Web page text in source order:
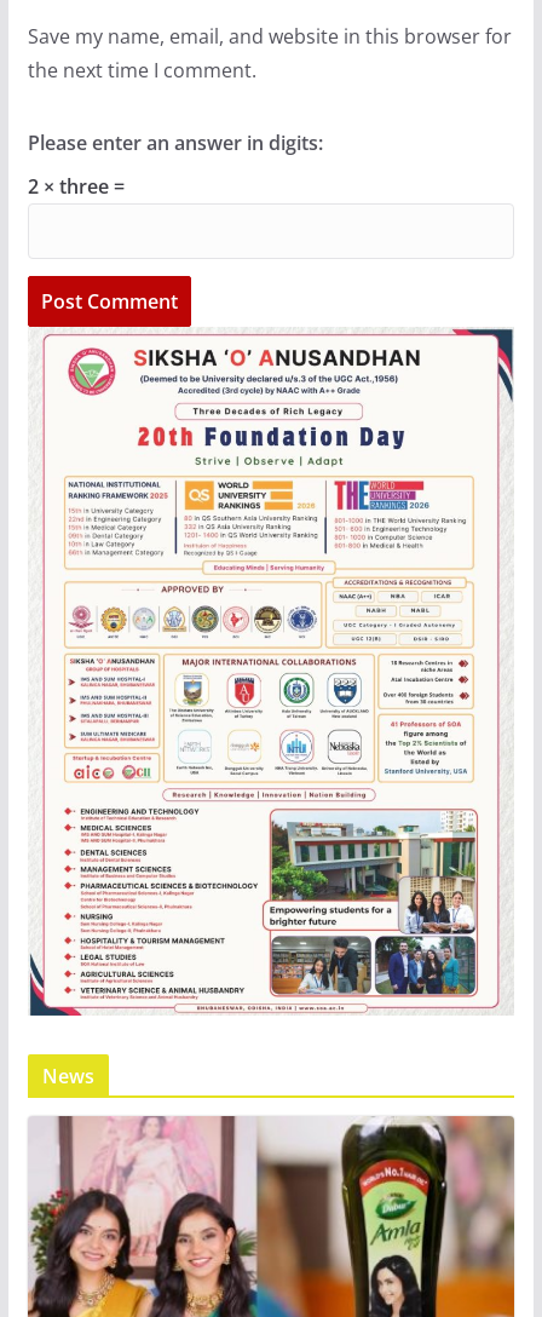
Save my name, email, and website in this browser for
the next time I comment.
Please enter an answer in digits:
2 × three =
News